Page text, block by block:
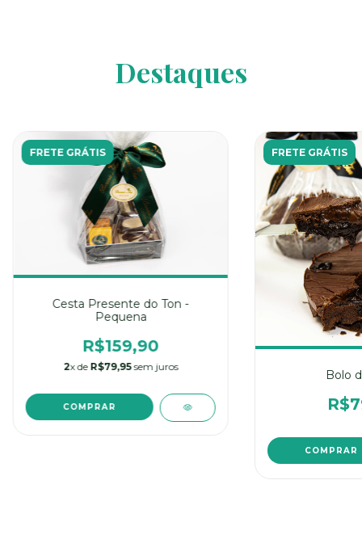
Destaques
FRETE GRÁTIS
Cesta Presente do Ton -
Pequena
R$159,90
2x de R$79,95sem juros
COMPRAR
FRETE GRÁTIS
Bolo
COMPRAR